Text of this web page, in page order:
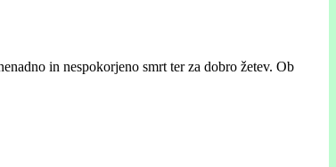
in nespokorjeno smrt ter za dobro žetev. Ob